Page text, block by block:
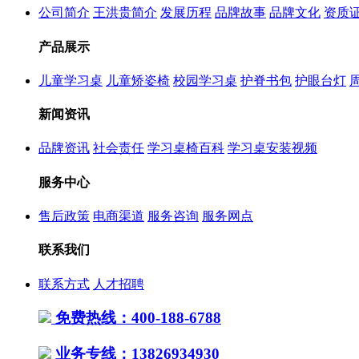
公司简介 王洪贵简介 发展历程 品牌故事 品牌文化 资质
产品展示
儿童学习桌 儿童矫姿椅 校园学习桌 护脊书包 护眼台灯
新闻资讯
品牌资讯 社会责任 学习桌椅百科 学习桌安装视频
服务中心
售后政策 电商渠道 服务咨询 服务网点
联系我们
联系方式 人才招聘
免费热线：400-188-6788
业务专线：13826934930